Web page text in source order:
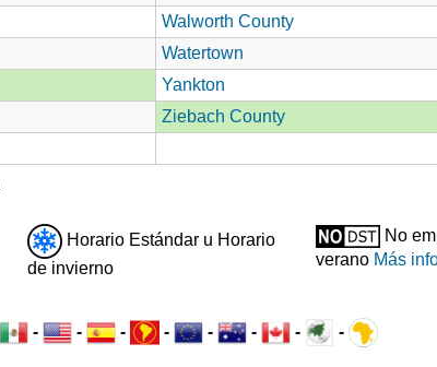
Walworth County
Watertown
Yankton
Ziebach County
Horario Estándar u Horario
de invierno
No
verano Más
- - - - - - - -